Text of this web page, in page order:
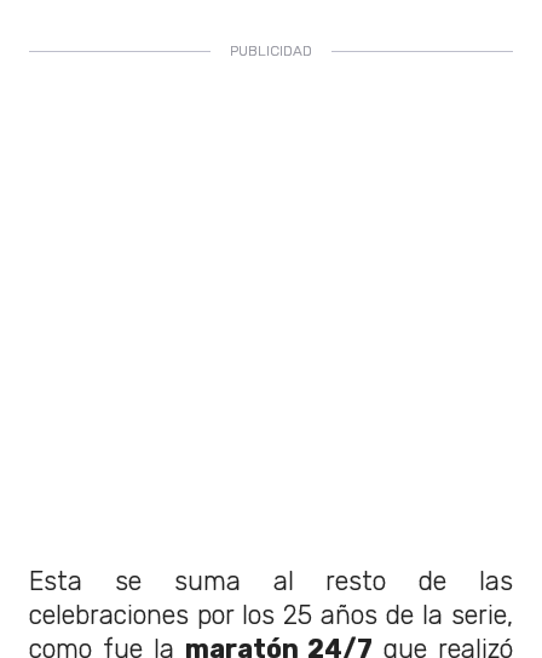
Esta se suma al resto de las
celebraciones por los 25 años de la serie,
como fue la maratón 24/7 que realizó